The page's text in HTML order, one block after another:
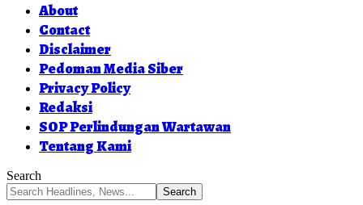
About
Contact
Disclaimer
Pedoman Media Siber
Privacy Policy
Redaksi
SOP Perlindungan Wartawan
Tentang Kami
Search